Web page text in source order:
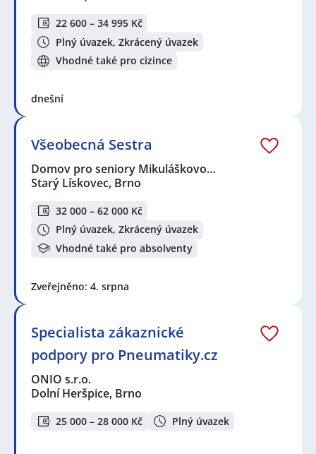
22 600 – 34 995 Kč
Plný úvazek, Zkrácený úvazek
Vhodné také pro cizince
dnešní
Všeobecná Sestra
Domov pro seniory Mikuláškovo…
Starý Lískovec, Brno
32 000 – 62 000 Kč
Plný úvazek, Zkrácený úvazek
Vhodné také pro absolventy
Zveřejněno: 4. srpna
Specialista zákaznické
podpory pro Pneumatiky.cz
ONIO s.r.o.
Dolní Heršpice, Brno
25 000 – 28 000 Kč Plný úvazek